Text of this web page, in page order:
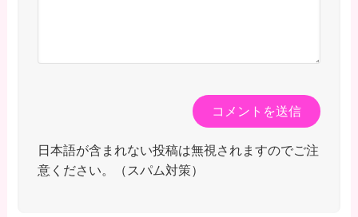
日本語が含まれない投稿は無視されますのでご注
意ください。（スパム対策）